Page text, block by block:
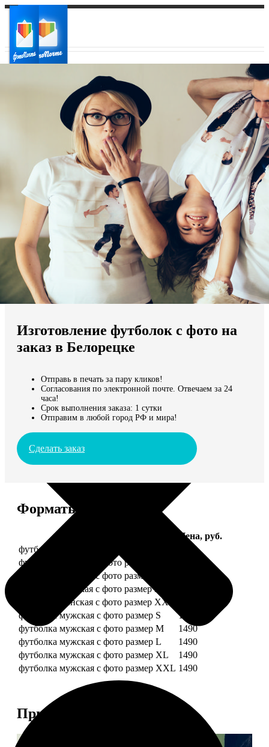
Ваш регион доставки
Выберите из списка:
Мы доставляем по всему миру
Продолжить без города
Изготовление футболок с фото на
заказ в Белорецке
Отправь в печать за пару кликов!
Согласования по электронной почте. Отвечаем за 24
часа!
Срок выполнения заказа: 1 сутки
Отправим в любой город РФ и мира!
Сделать заказ
Форматы и цены
Цена, руб.
футболка женская с фото размер S
1490
футболка женская с фото размер M
футболка женская с фото размер L
футболка женская с фото размер XL
футболка женская с фото размер XXL
футболка мужская с фото размер S
1490
футболка мужская с фото размер M
1490
футболка мужская с фото размер L
1490
футболка мужская с фото размер XL
1490
футболка мужская с фото размер XXL 1490
Примеры работ